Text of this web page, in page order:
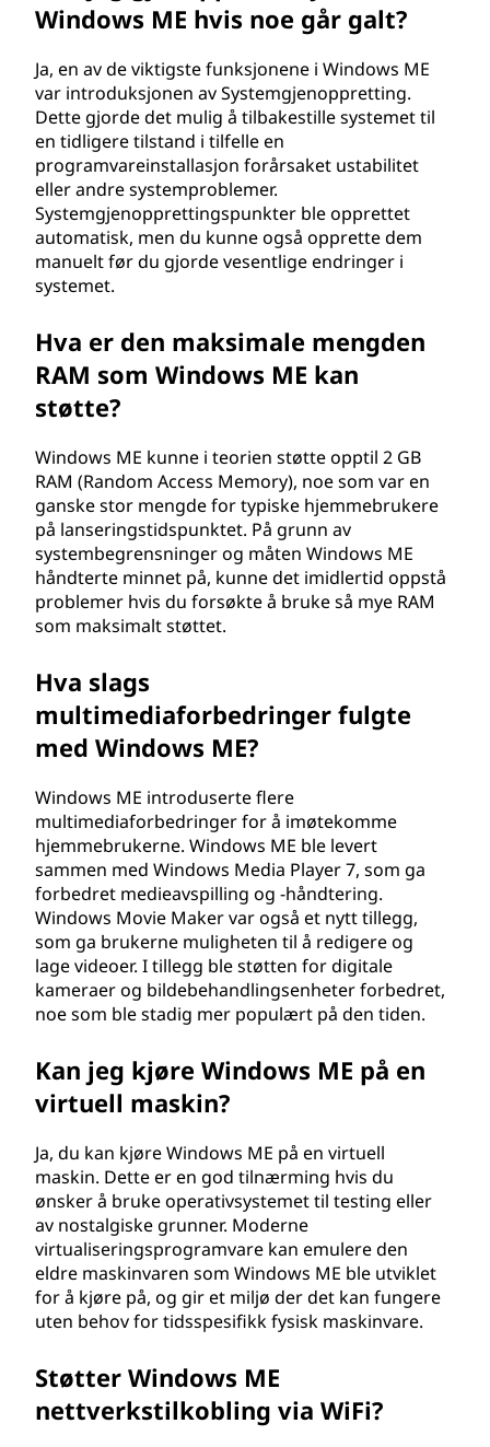
Windows ME hvis noe går galt?
Ja, en av de viktigste funksjonene i Windows ME
var introduksjonen av Systemgjenoppretting.
Dette gjorde det mulig å tilbakestille systemet til
en tidligere tilstand i tilfelle en
programvareinstallasjon forårsaket ustabilitet
eller andre systemproblemer.
Systemgjenopprettingspunkter ble opprettet
automatisk, men du kunne også opprette dem
manuelt før du gjorde vesentlige endringer i
systemet.
Hva er den maksimale mengden
RAM som Windows ME kan
støtte?
Windows ME kunne i teorien støtte opptil 2 GB
RAM (Random Access Memory), noe som var en
ganske stor mengde for typiske hjemmebrukere
på lanseringstidspunktet. På grunn av
systembegrensninger og måten Windows ME
håndterte minnet på, kunne det imidlertid oppstå
problemer hvis du forsøkte å bruke så mye RAM
som maksimalt støttet.
Hva slags
multimediaforbedringer fulgte
med Windows ME?
Windows ME introduserte flere
multimediaforbedringer for å imøtekomme
hjemmebrukerne. Windows ME ble levert
sammen med Windows Media Player 7, som ga
forbedret medieavspilling og -håndtering.
Windows Movie Maker var også et nytt tillegg,
som ga brukerne muligheten til å redigere og
lage videoer. I tillegg ble støtten for digitale
kameraer og bildebehandlingsenheter forbedret,
noe som ble stadig mer populært på den tiden.
Kan jeg kjøre Windows ME på en
virtuell maskin?
Ja, du kan kjøre Windows ME på en virtuell
maskin. Dette er en god tilnærming hvis du
ønsker å bruke operativsystemet til testing eller
av nostalgiske grunner. Moderne
virtualiseringsprogramvare kan emulere den
eldre maskinvaren som Windows ME ble utviklet
for å kjøre på, og gir et miljø der det kan fungere
uten behov for tidsspesifikk fysisk maskinvare.
Støtter Windows ME
nettverkstilkobling via WiFi?